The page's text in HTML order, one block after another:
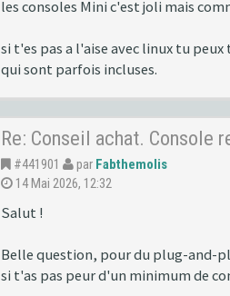
les consoles Mini c'est joli mais
si t'es pas a l'aise avec linux tu
qui sont parfois incluses.
Re: Conseil achat. Console
#441901 par Fabthemolis
14 Mai 2026, 12:32
Salut !
Belle question, pour du plug-and-
si t'as pas peur d'un minimum de